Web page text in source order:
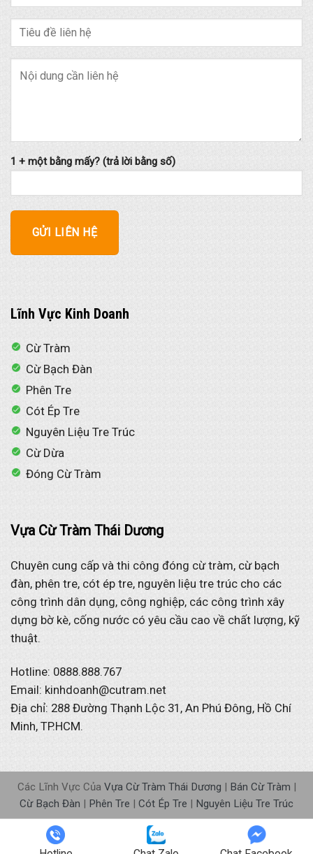
1 + một bằng mấy? (trả lời bằng số)
Lĩnh Vực Kinh Doanh
Cừ Tràm
Cừ Bạch Đàn
Phên Tre
Cót Ép Tre
Nguyên Liệu Tre Trúc
Cừ Dừa
Đóng Cừ Tràm
Vựa Cừ Tràm Thái Dương
Chuyên cung cấp và thi công đóng cừ tràm, cừ bạch
đàn, phên tre, cót ép tre, nguyên liệu tre trúc cho các
công trình dân dụng, công nghiệp, các công trình xây
dựng bờ kè, cống nước có yêu cầu cao về chất lượng, kỹ
thuật.
Hotline: 0888.888.767
Email: kinhdoanh@cutram.net
Địa chỉ: 288 Đường Thạnh Lộc 31, An Phú Đông, Hồ Chí
Minh, TP.HCM.
Các Lĩnh Vực Của Vựa Cừ Tràm Thái Dương | Bán Cừ Tràm |
Cừ Bạch Đàn | Phên Tre | Cót Ép Tre | Nguyên Liệu Tre Trúc
📞 Gọi 0888.888.767 💬 Nhắn Zalo